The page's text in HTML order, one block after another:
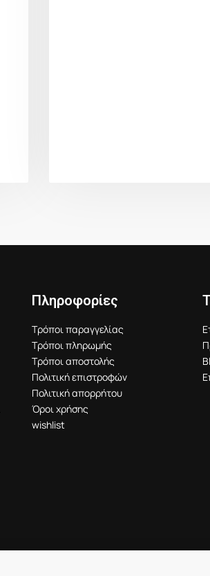
Πληροφορίες
Τρόποι παραγγελίας
Τρόποι πληρωμής
Τρόποι αποστολής
Πολιτική επιστροφών
Πολιτική απορρήτου
Όροι χρήσης
wishlist